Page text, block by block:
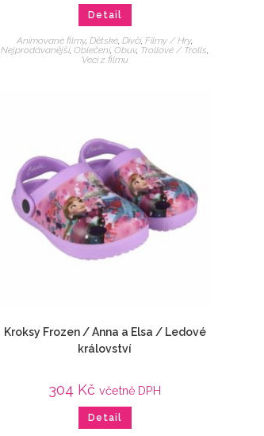
Detail
Animované filmy,Dětské,Dívčí,Filmy / Hry,
Nejprodávanější,Oblečení,Obuv, Trollové / Trolls,
Veci z filmu
Kroksy Frozen / Anna a Elsa / Ledové
království
304 Kč včetně DPH
Detail